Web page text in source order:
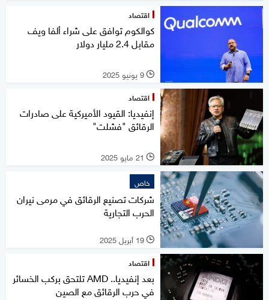
اقتصاد
كوالكوم توافق على شراء ألفا ويف
مقابل 2.4 مليار دولار
l 9 يونيو 2025
اقتصاد
إنفيديا: القيود الأميركية على صادرات
الرقائق "فشلت"
l 21 مايو 2025
خاص
شركات تصنيع الرقائق في مرمى نيران
الحرب التجارية
l 19 أبريل 2025
اقتصاد
بعد إنفيديا.. AMD تلتحق بركب الخسائر
في حرب الرقائق مع الصين